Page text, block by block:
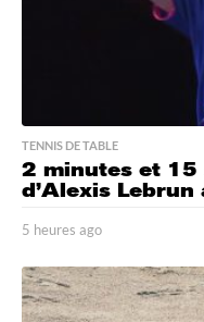
TENNIS DE TABLE
2 minutes et 15
d’Alexis Lebrun
5 heures ago
e
u
r